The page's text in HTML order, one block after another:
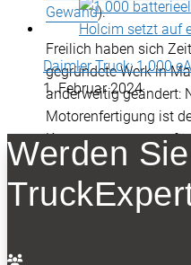
Gewand).
Freilich haben sich
gegründete Werk in
anderweitig geändert:
Motorenfertigung ist
Kompetenzzentrum
Hochvoltsysteme von
Daimler Truck: 1.000
1. Februar 2024
Werden Sie
